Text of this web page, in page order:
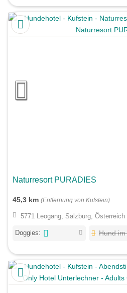
Naturresort PURADIES
45,3 km (Entfernung von Kufstein)
5771 Leogang, Salzburg, Österreich
Doggies: Hund